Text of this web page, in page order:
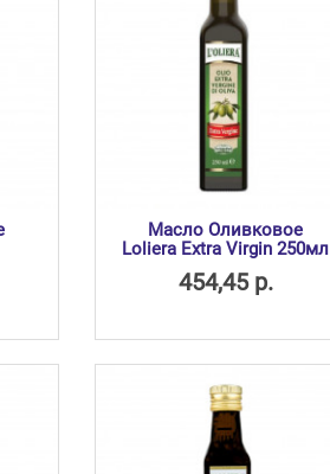
Масло Оливковое
Loliera Extra Virgin 250мл
454,45 р.